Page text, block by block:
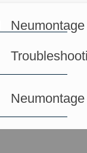
Neumontage
Neumontage